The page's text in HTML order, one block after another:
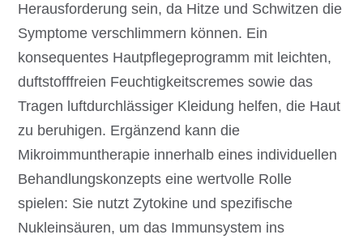
Herausforderung sein, da Hitze und Schwitzen die
Symptome verschlimmern können. Ein
konsequentes Hautpflegeprogramm mit leichten,
duftstofffreien Feuchtigkeitscremes sowie das
Tragen luftdurchlässiger Kleidung helfen, die Haut
zu beruhigen. Ergänzend kann die
Mikroimmuntherapie innerhalb eines individuellen
Behandlungskonzepts eine wertvolle Rolle
spielen: Sie nutzt Zytokine und spezifische
Nukleinsäuren, um das Immunsystem ins